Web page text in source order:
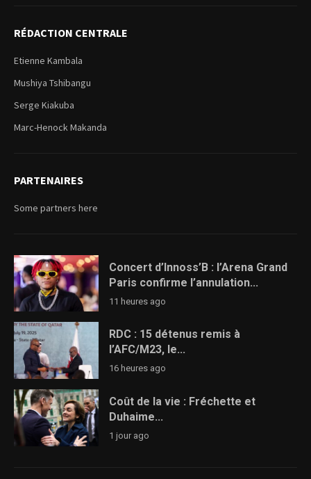
RÉDACTION CENTRALE
Etienne Kambala
Mushiya Tshibangu
Serge Kiakuba
Marc-Henock Makanda
PARTENAIRES
Some partners here
Concert d’Innoss’B : l’Arena Grand
Paris confirme l’annulation...
11 heures ago
RDC : 15 détenus remis à
l’AFC/M23, le...
16 heures ago
Coût de la vie : Fréchette et
Duhaime...
1 jour ago